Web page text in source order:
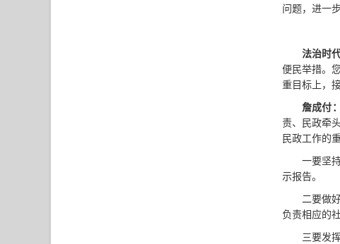
问题，进一
法治时代
便民举措。
重目标上，
詹成付：
责、民政牵
民政工作的
一要坚
示报告。
二要做
负责相应的
三要发